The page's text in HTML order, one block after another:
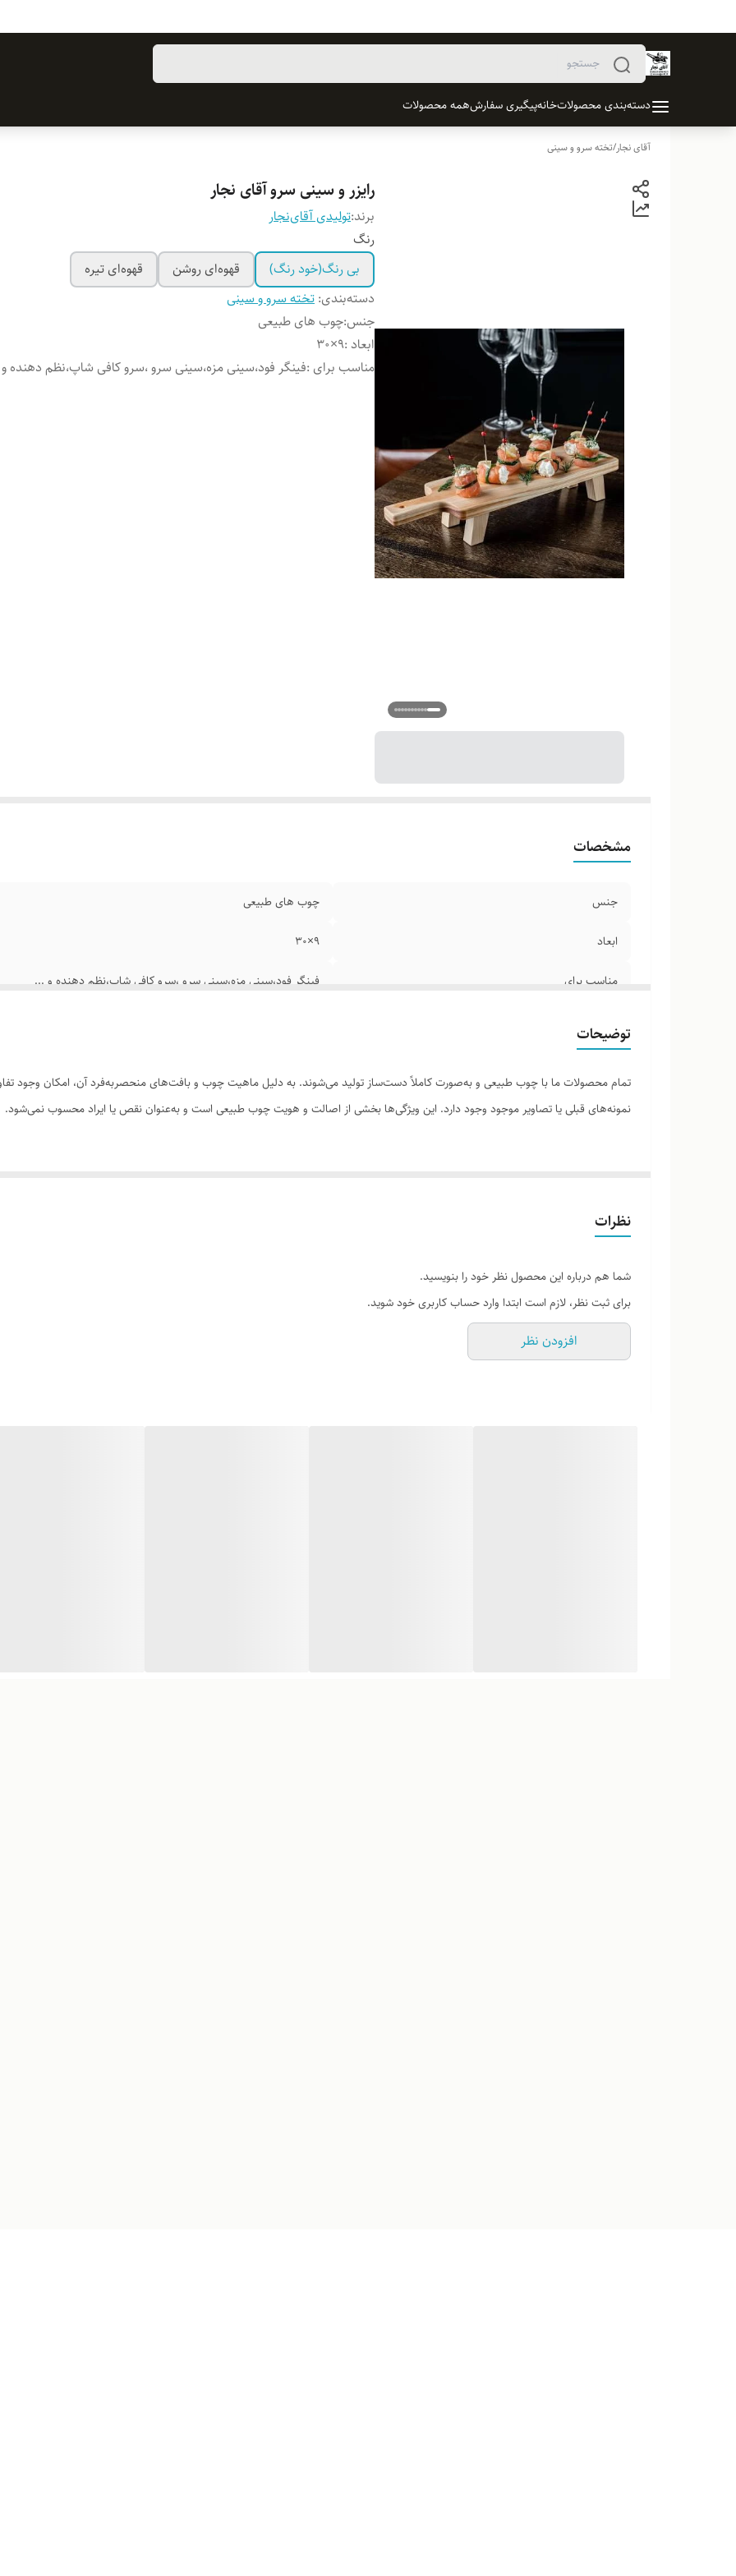
دسته‌بندی محصولاتخانهپیگیری سفارشهمه محصولات
آقای نجار/تخته سرو و سینی
رایزر و سینی سرو آقای نجار
برند:تولیدی آقای‌نجار
رنگ
بی رنگ(خود رنگ)
قهوه‌ای روشن
قهوه‌ای تیره
دسته‌بندی: تخته سرو و سینی
جنس:چوب های طبیعی
ابعاد :۹×۳۰
مناسب برای :فینگر فود،سینی مزه،سینی سرو ،سرو کافی شاپ،نظم دهنده
مشخصات
جنس چوب های طبیعی
ابعاد ۹×۳۰
مناسب برای فینگر فود،سینی مزه،سینی سرو ،سرو کافی شاپ،نظم دهنده و ...
توضیحات
تمام محصولات ما با چوب طبیعی و به‌صورت کاملاً دست‌ساز تولید می‌شوند. به دلیل ماهیت چوب و بافت‌های منحصر‌به‌فرد آن، امکان وجود
نمونه‌های قبلی یا تصاویر موجود وجود دارد. این ویژگی‌ها بخشی از اصالت و هویت چوب طبیعی است و به‌عنوان نقص یا ایراد محسوب نمی‌شود.
لطفاً پیش از ثبت سفارش، تصاویر کارگاهی هر محصول را بررسی کنید. ثبت سفارش به‌منزله‌ی پذیرش این موارد و آگاهی از ویژگی‌های طبیعی
نظرات
شما هم درباره این محصول نظر خود را بنویسید.
برای ثبت نظر، لازم است ابتدا وارد حساب کاربری خود شوید.
افزودن نظر